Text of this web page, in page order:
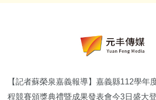
【記者蘇榮泉嘉義報導】嘉義縣112學年
程競賽頒獎典禮暨成果發表會今3日盛大